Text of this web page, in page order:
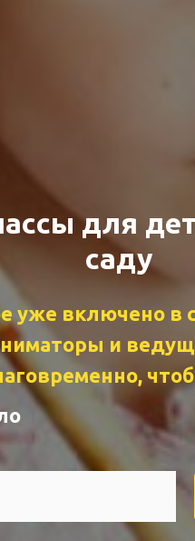
для
саду
уже включено в
и